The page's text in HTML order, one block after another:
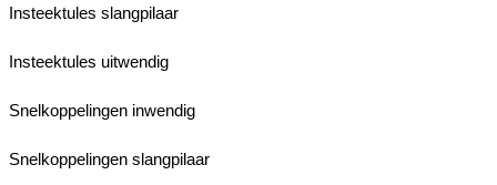
Insteektules slangpilaar
Insteektules uitwendig
Snelkoppelingen inwendig
Snelkoppelingen slangpilaar